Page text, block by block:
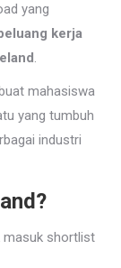
yang
kerja
.
mahasiswa
yang tumbuh
industri
masuk shortlist